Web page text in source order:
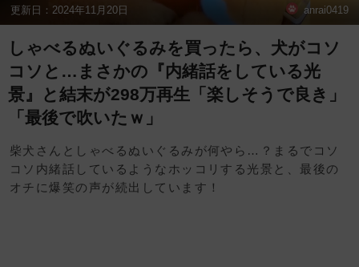
更新日： 2024年11月20日 anrai0419
しゃべるぬいぐるみを買ったら、犬がコソ
コソと…まさかの『内緒話をしている光
景』と結末が298万再生「楽しそうで良き」
「最後で吹いたｗ」
柴犬さんとしゃべるぬいぐるみが何やら…？まるでコソ
コソ内緒話しているようなホッコリする光景と、最後の
オチに爆笑の声が続出しています！